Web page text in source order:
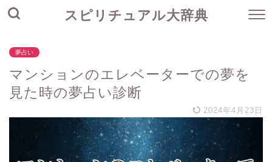
スピリチュアル大辞典
夢占い
マンションのエレベーターでの夢を
見た時の夢占い診断
2024年4月23日